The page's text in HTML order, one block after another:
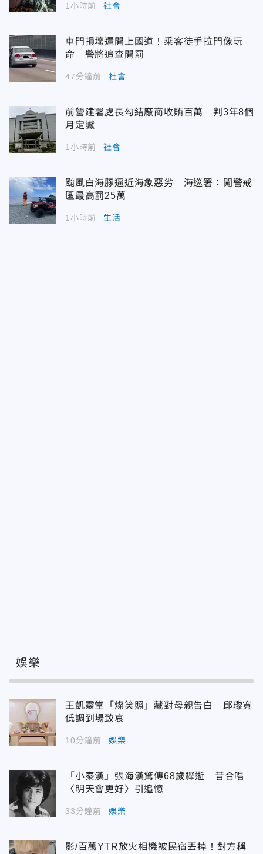
1小時前 社會
車門損壞還開上國道！乘客徒手拉門像玩
命 警將追查開罰
47分鐘前 社會
前營建署處長勾結廠商收賄百萬 判3年8個
月定讞
1小時前 社會
颱風白海豚逼近海象惡劣 海巡署：闖警戒
區最高罰25萬
1小時前 生活
娛樂
王凱靈堂「燦笑照」藏對母親告白 邱瓈寬
低調到場致哀
10分鐘前 娛樂
「小秦漢」張海漢驚傳68歲驟逝 昔合唱
〈明天會更好〉引追憶
33分鐘前 娛樂
影/百萬YTR放火相機被民宿丟掉！對方稱